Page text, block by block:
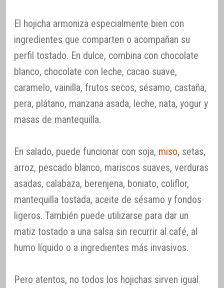
El hojicha armoniza especialmente bien con
ingredientes que comparten o acompañan su
perfil tostado. En dulce, combina con chocolate
blanco, chocolate con leche, cacao suave,
caramelo, vainilla, frutos secos, sésamo, castaña,
pera, plátano, manzana asada, leche, nata, yogur y
masas de mantequilla.
En salado, puede funcionar con soja, miso, setas,
arroz, pescado blanco, mariscos suaves, verduras
asadas, calabaza, berenjena, boniato, coliflor,
mantequilla tostada, aceite de sésamo y fondos
ligeros. También puede utilizarse para dar un
matiz tostado a una salsa sin recurrir al café, al
humo líquido o a ingredientes más invasivos.
Pero atentos, no todos los hojichas sirven igual